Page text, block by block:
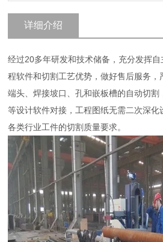
详细介绍
经过20多年研发和技术储备，充分发挥
程软件和切割工艺优势，做好售后服务
端头、焊接坡口、孔和嵌板槽的自动切割
等设计软件对接，工程图纸无需二次深化
各类行业工件的切割质量要求。